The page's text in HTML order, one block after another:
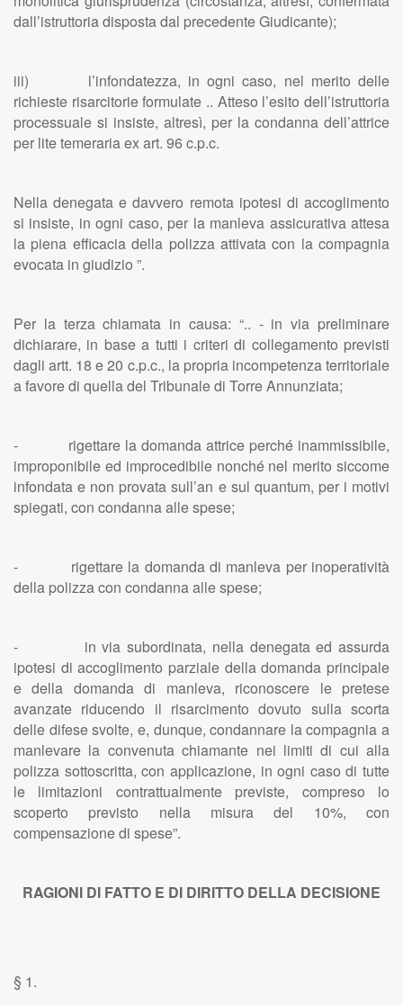
dall’istruttoria disposta dal precedente Giudicante);
iii) l’infondatezza, in ogni caso, nel merito delle
richieste risarcitorie formulate .. Atteso l’esito dell’istruttoria
processuale si insiste, altresì, per la condanna dell’attrice
per lite temeraria ex art. 96 c.p.c.
Nella denegata e davvero remota ipotesi di accoglimento
si insiste, in ogni caso, per la manleva assicurativa attesa
la piena efficacia della polizza attivata con la compagnia
evocata in giudizio ”.
Per la terza chiamata in causa: “.. - in via preliminare
dichiarare, in base a tutti i criteri di collegamento previsti
dagli artt. 18 e 20 c.p.c., la propria incompetenza territoriale
a favore di quella del Tribunale di Torre Annunziata;
- rigettare la domanda attrice perché inammissibile,
improponibile ed improcedibile nonché nel merito siccome
infondata e non provata sull’an e sul quantum, per i motivi
spiegati, con condanna alle spese;
- rigettare la domanda di manleva per inoperatività
della polizza con condanna alle spese;
- in via subordinata, nella denegata ed assurda
ipotesi di accoglimento parziale della domanda principale
e della domanda di manleva, riconoscere le pretese
avanzate riducendo il risarcimento dovuto sulla scorta
delle difese svolte, e, dunque, condannare la compagnia a
manlevare la convenuta chiamante nei limiti di cui alla
polizza sottoscritta, con applicazione, in ogni caso di tutte
le limitazioni contrattualmente previste, compreso lo
scoperto previsto nella misura del 10%, con
compensazione di spese”.
RAGIONI DI FATTO E DI DIRITTO DELLA DECISIONE
§ 1.